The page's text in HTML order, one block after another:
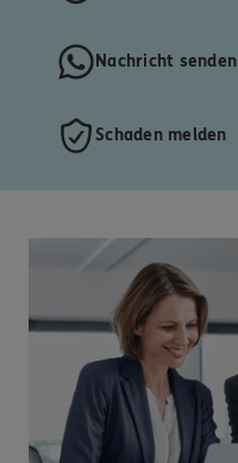
Nachricht senden
Schaden melden